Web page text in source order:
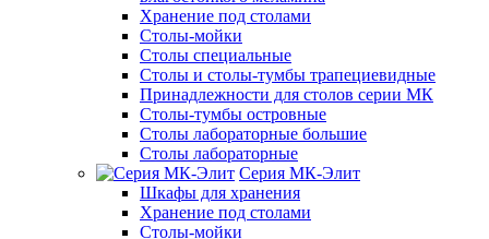
Хранение под столами
Столы-мойки
Столы специальные
Столы и столы-тумбы трапециевидные
Принадлежности для столов серии МК
Столы-тумбы островные
Столы лабораторные большие
Столы лабораторные
Серия МК-Элит
Шкафы для хранения
Хранение под столами
Столы-мойки